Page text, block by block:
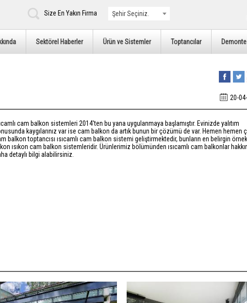
Size En Yakın Firma Şehir Seçiniz.
Sektörel Haberler Ürün ve Sistemler Toptancılar Demonte
20-
cam balkon sistemleri 2014'ten bu yana uygulanmaya başlamıştır. Evinizde yalıtım
kaygılarınız var ise cam balkon da artık bunun bir çözümü de var. Hemen hemen
balkon toptancısı ısıcamlı cam balkon sistemi geliştirmektedir, bunların en belirgin
ısıkon cam balkon sistemleridir. Ürünlerimiz bölümünden ısıcamlı cam balkonlar
detaylı bilgi alabilirsiniz.